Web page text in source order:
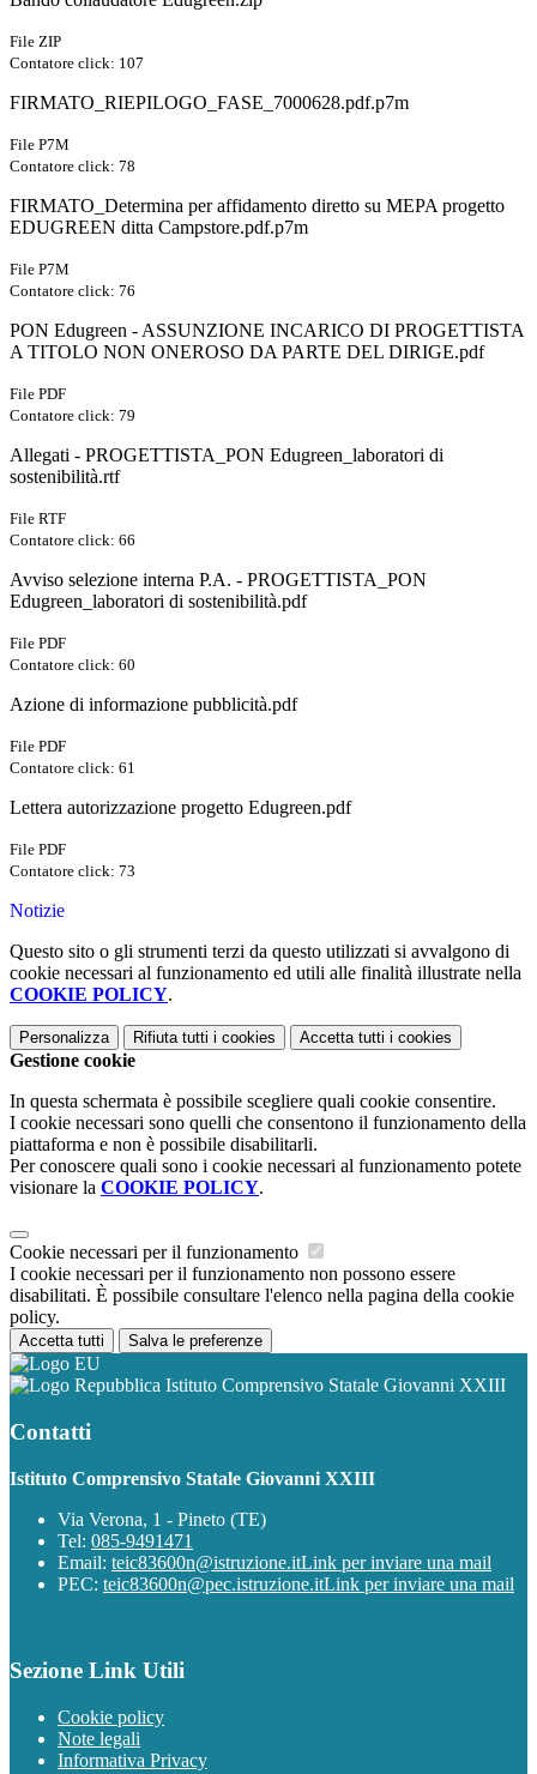
File ZIP
Contatore click: 107
FIRMATO_RIEPILOGO_FASE_7000628.pdf.p7m
File P7M
Contatore click: 78
FIRMATO_Determina per affidamento diretto su MEPA progetto
EDUGREEN ditta Campstore.pdf.p7m
File P7M
Contatore click: 76
PON Edugreen - ASSUNZIONE INCARICO DI PROGETTISTA
A TITOLO NON ONEROSO DA PARTE DEL DIRIGE.pdf
File PDF
Contatore click: 79
Allegati - PROGETTISTA_PON Edugreen_laboratori di
sostenibilità.rtf
File RTF
Contatore click: 66
Avviso selezione interna P.A. - PROGETTISTA_PON
Edugreen_laboratori di sostenibilità.pdf
File PDF
Contatore click: 60
Azione di informazione pubblicità.pdf
File PDF
Contatore click: 61
Lettera autorizzazione progetto Edugreen.pdf
File PDF
Contatore click: 73
Notizie
Questo sito o gli strumenti terzi da questo utilizzati si avvalgono di
cookie necessari al funzionamento ed utili alle finalità illustrate nella
COOKIE POLICY.
Personalizza Rifiuta tutti i cookies Accetta tutti i cookies
Gestione cookie
In questa schermata è possibile scegliere quali cookie consentire.
I cookie necessari sono quelli che consentono il funzionamento della
piattaforma e non è possibile disabilitarli.
Per conoscere quali sono i cookie necessari al funzionamento potete
visionare la COOKIE POLICY.
Cookie necessari per il funzionamento
I cookie necessari per il funzionamento non possono essere
disabilitati. È possibile consultare l'elenco nella pagina della cookie
policy.
Accetta tutti Salva le preferenze
Istituto Comprensivo Statale Giovanni XXIII
Contatti
Istituto Comprensivo Statale Giovanni XXIII
Via Verona, 1 - Pineto (TE)
Tel: 085-9491471
Email: teic83600n@istruzione.itLink per inviare una mail
PEC: teic83600n@pec.istruzione.itLink per inviare una mail
Sezione Link Utili
Cookie policy
Note legali
Informativa Privacy